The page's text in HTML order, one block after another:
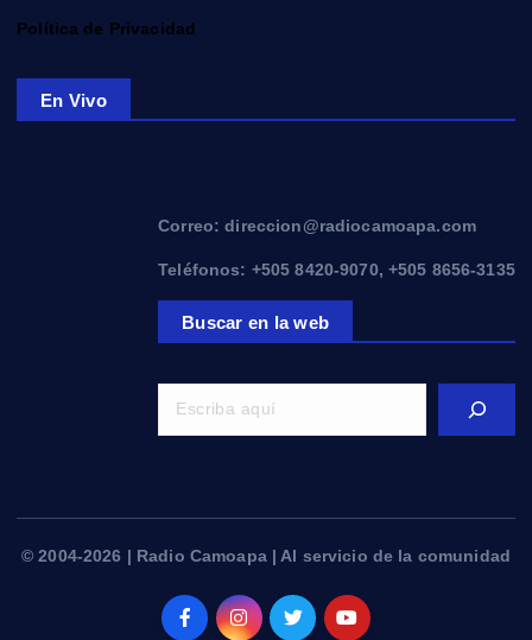
Política de Privacidad
En Vivo
Correo: direccion@radiocamoapa.com
Teléfonos: +505 8420-9070, +505 8656-3135
Buscar en la web
© 2004-2026 | Radio Camoapa | Al servicio de la comunidad